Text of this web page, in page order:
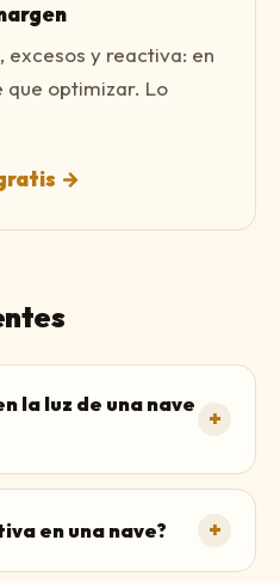
y reactiva: en
que optimizar. Lo
→
la luz de una nave
+
en una nave? +